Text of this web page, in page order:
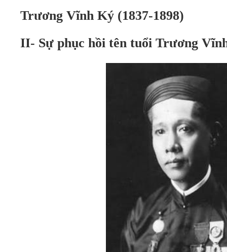
Trương Vĩnh Ký (1837-1898)
II- Sự phục hồi tên tuổi Trương